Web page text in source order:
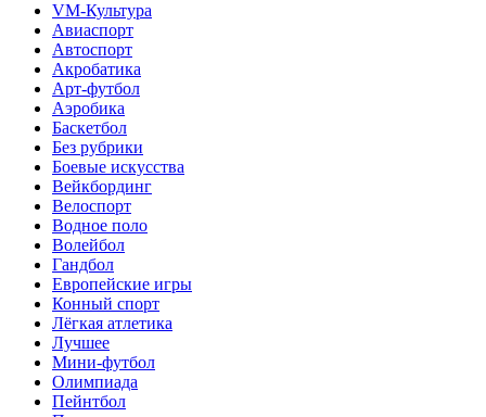
VM-Культура
Авиаспорт
Автоспорт
Акробатика
Арт-футбол
Аэробика
Баскетбол
Без рубрики
Боевые искусства
Вейкбординг
Велоспорт
Водное поло
Волейбол
Гандбол
Европейские игры
Конный спорт
Лёгкая атлетика
Лучшее
Мини-футбол
Олимпиада
Пейнтбол